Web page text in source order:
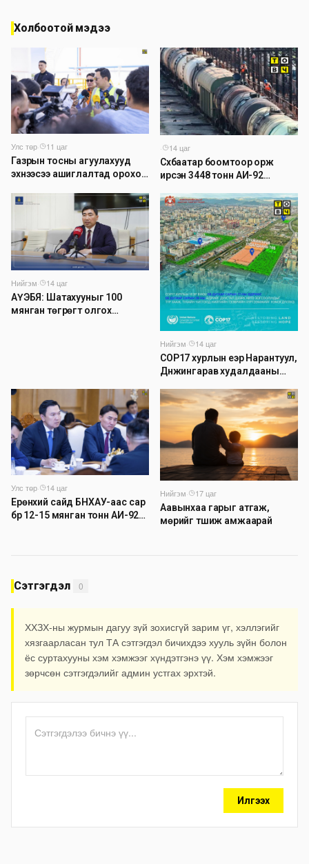
Холбоотой мэдээ
Улс төр·
11 цаг
Газрын тосны агуулахууд
эхнээсээ ашиглалтад ороход
·
14 цаг
Сүхбаатар боомтоор орж
ирсэн 3448 тонн АИ-92
буулгах ажлыг зохион
байгуулж байна
Нийгэм·
14 цаг
АҮЭБЯ: Шатахууныг 100
мянган төгрөгт олгох
Нийгэм·
14 цаг
COP17 хурлын үеэр Нарантуул,
Дүнжингарав худалдааны
хаана
Улс төр·
14 цаг
Ерөнхий сайд БНХАУ-аас сар
бүр 12-15 мянган тонн АИ-92
Нийгэм·
17 цаг
Аавынхаа гарыг атгаж,
мөрийг түшиж амжаарай
Сэтгэгдэл 0
ХХЗХ-ны журмын дагуу зүй зохисгүй зарим үг, хэллэгийг
хязгаарласан тул ТА сэтгэгдэл бичихдээ хууль зүйн болон
ёс суртахууны хэм хэмжээг хүндэтгэнэ үү. Хэм хэмжээг
зөрчсөн сэтгэгдэлийг админ устгах эрхтэй.
Илгээх